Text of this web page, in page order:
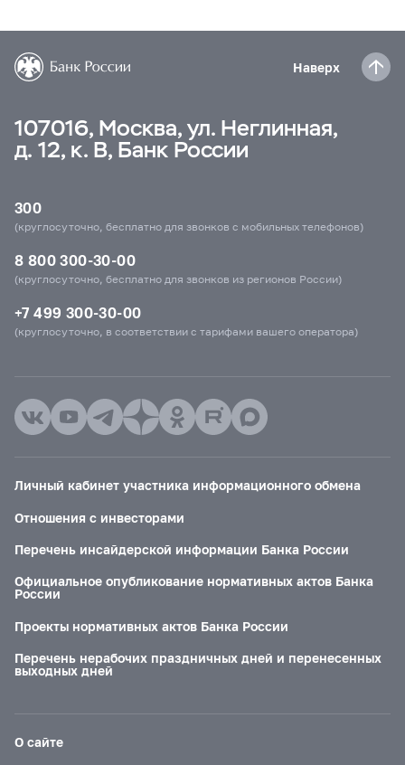
Наверх
107016, Москва, ул. Неглинная,
д. 12, к. В, Банк России
300
(круглосуточно, бесплатно для звонков с мобильных телефонов)
8 800 300-30-00
(круглосуточно, бесплатно для звонков из регионов России)
+7 499 300-30-00
(круглосуточно, в соответствии с тарифами вашего оператора)
Личный кабинет участника информационного обмена
Отношения с инвесторами
Перечень инсайдерской информации Банка России
Официальное опубликование нормативных актов Банка
России
Проекты нормативных актов Банка России
Перечень нерабочих праздничных дней и перенесенных
выходных дней
О сайте